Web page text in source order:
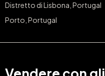
Distretto di Lisbona, Portugal
Porto, Portugal